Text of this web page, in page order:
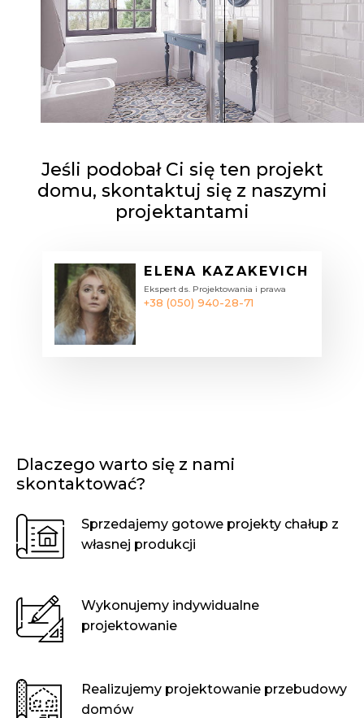
Jeśli podobał Ci się ten projekt
domu, skontaktuj się z naszymi
projektantami
ELENA KAZAKEVICH
Ekspert ds. Projektowania i prawa
+38 (050) 940-28-71
Dlaczego warto się z nami
skontaktować?
Sprzedajemy gotowe projekty chałup z
własnej produkcji
Wykonujemy indywidualne
projektowanie
Realizujemy projektowanie przebudowy
domów